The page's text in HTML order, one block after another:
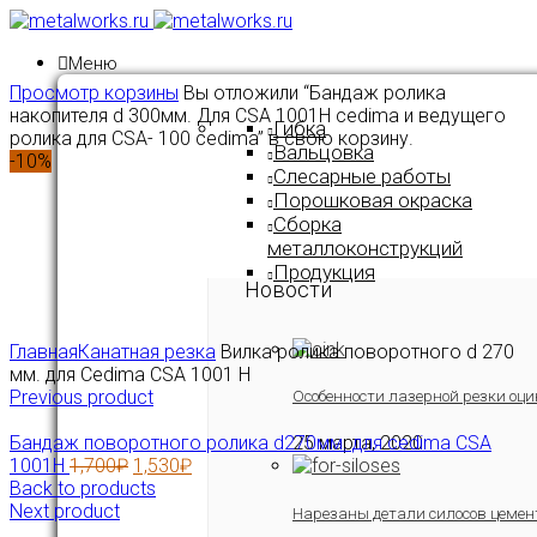
Меню
Гибка
Вальцовка
Слесарные работы
Порошковая окраска
Сборка
металлоконструкций
Продукция
Новости
Особенности лазерной резки
25 марта, 2020
Нарезаны детали силосов
Просмотр корзины Вы отложили “Бандаж ролика
накопителя d 300мм. Для CSA 1001H cedima и ведущего
ролика для CSA- 100 cedima” в свою корзину.
-10%
ГлавнаяКанатная резка Вилка ролика поворотного d 270
мм. для Cedima CSA 1001 H
Previous product
Бандаж поворотного ролика d270мм. для cedima CSA
1001H 1,700₽ 1,530₽
Back to products
Next product